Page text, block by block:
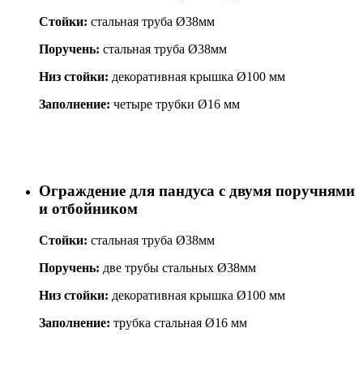
Стойки: стальная труба Ø38мм
Поручень: стальная труба Ø38мм
Низ стойки: декоративная крышка Ø100 мм
Заполнение: четыре трубки Ø16 мм
Ограждение для пандуса с двумя поручнями
и отбойником
Стойки: стальная труба Ø38мм
Поручень: две трубы стальных Ø38мм
Низ стойки: декоративная крышка Ø100 мм
Заполнение: трубка стальная Ø16 мм